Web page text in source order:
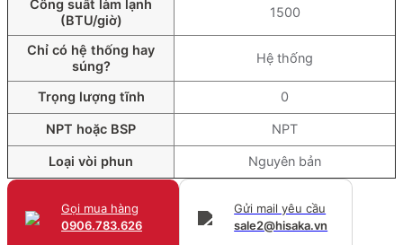
giải pháp trong lĩnh vực xây dựng
Công suất làm lạnh
(BTU/giờ)
1500
Chỉ có hệ thống hay
súng?
Hệ thống
Trọng lượng tĩnh
0
NPT hoặc BSP
NPT
Loại vòi phun
Nguyên bản
Gọi mua hàng
0906.783.626
Gửi mail yêu cầu
sale2@hisaka.vn